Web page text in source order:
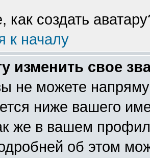
как создать
к началу
изменить свое
не можете
ниже вашего
же в вашем
об этом